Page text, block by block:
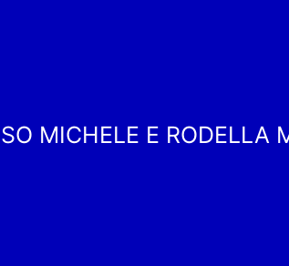
MICHELE E RODELLA